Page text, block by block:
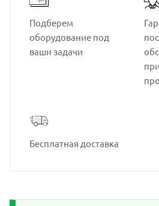
Подберем
оборудование под
ваши задачи
Бесплатная доставка